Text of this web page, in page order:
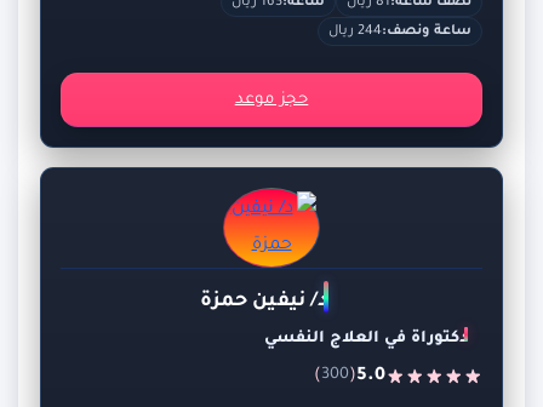
ساعة ونصف:244 ريال
حجز موعد
د/ نيفين حمزة
دكتوراة في العلاج النفسي
5.0
(
300
)